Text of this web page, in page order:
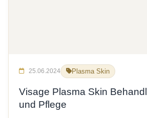
25.06.2024 Plasma Skin
Visage Plasma Skin
und Pflege